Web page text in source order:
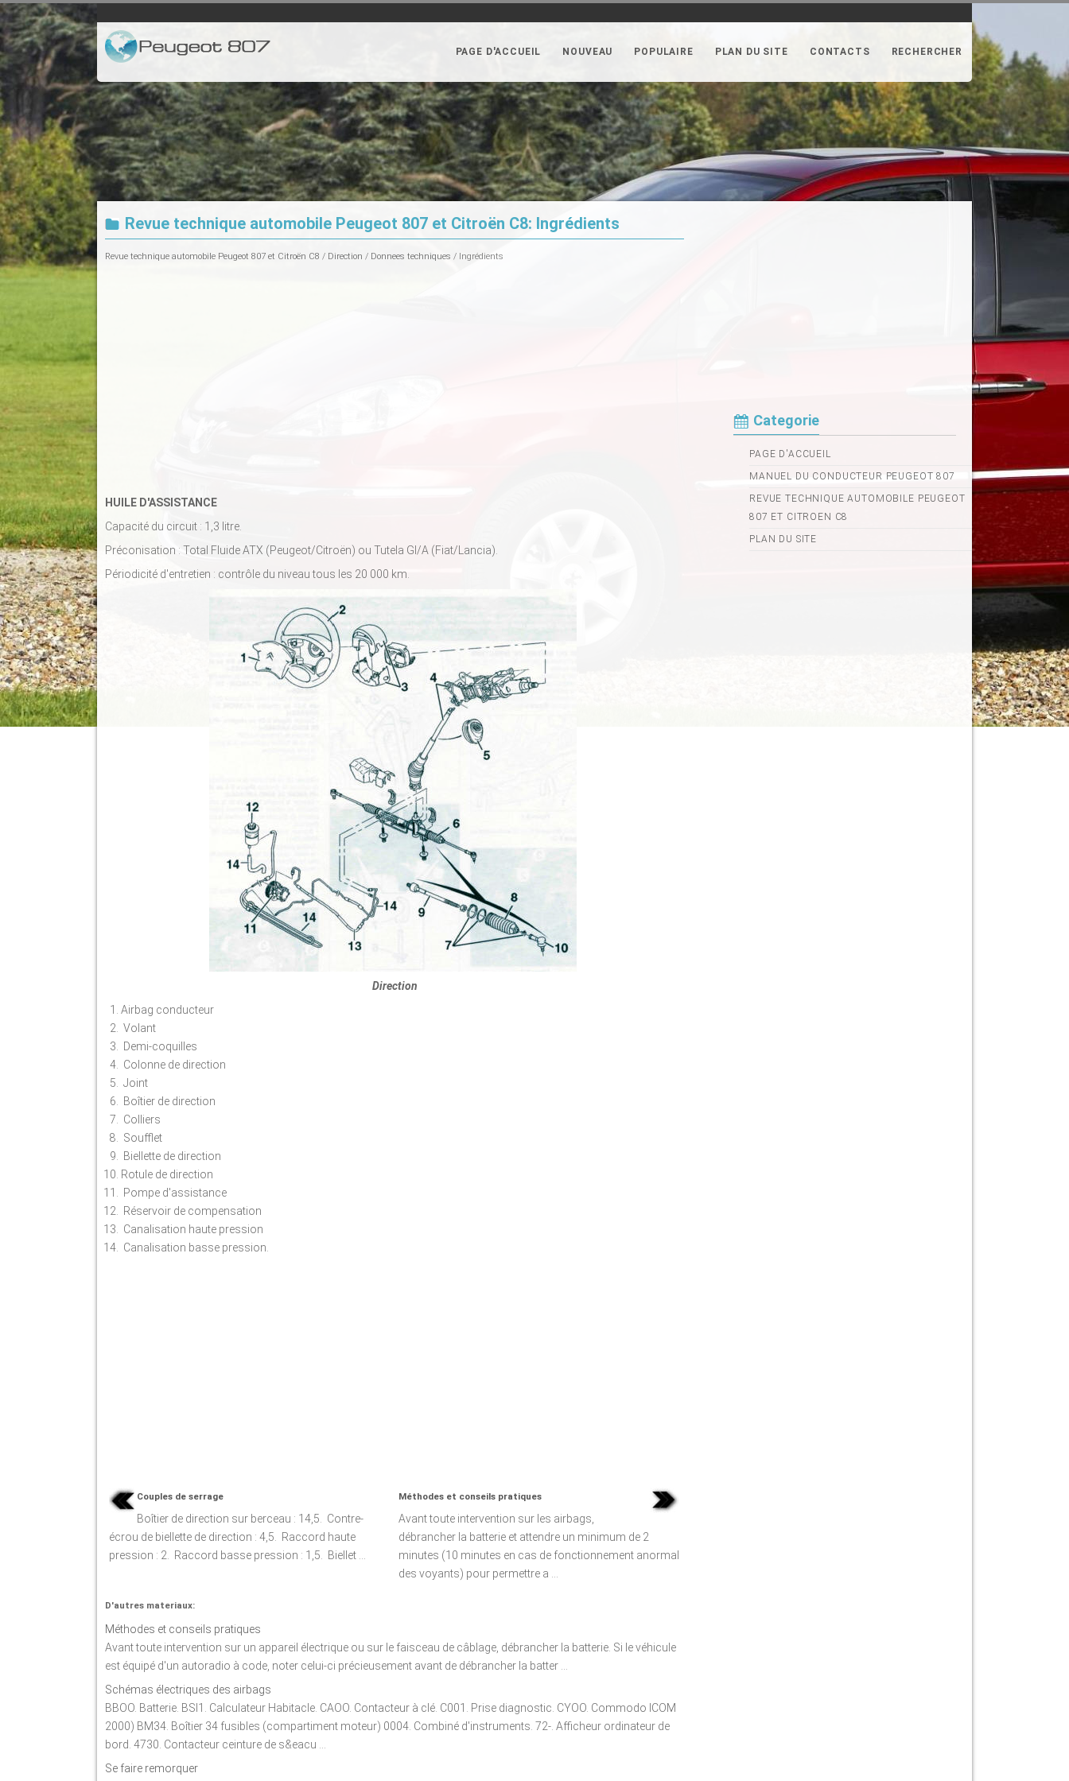
PAGE D'ACCUEIL NOUVEAU POPULAIRE PLAN DU SITE CONTACTS RECHERCHER
Revue technique automobile Peugeot 807 et Citroën C8: Ingrédients
Revue technique automobile Peugeot 807 et Citroën C8 / Direction / Donnees techniques / Ingrédients
HUILE D'ASSISTANCE
Capacité du circuit : 1,3 litre.
Préconisation : Total Fluide ATX (Peugeot/Citroën) ou Tutela Gl/A (Fiat/Lancia).
Périodicité d'entretien : contrôle du niveau tous les 20 000 km.
Direction
Airbag conducteur
Volant
Demi-coquilles
Colonne de direction
Joint
Boîtier de direction
Colliers
Soufflet
Biellette de direction
Rotule de direction
Pompe d'assistance
Réservoir de compensation
Canalisation haute pression
Canalisation basse pression.
Couples de serrage
Boîtier de direction sur berceau : 14,5. Contre-
écrou de biellette de direction : 4,5. Raccord haute
pression : 2. Raccord basse pression : 1,5. Biellet ...
Méthodes et conseils pratiques
Avant toute intervention sur les airbags,
débrancher la batterie et attendre un minimum de 2
minutes (10 minutes en cas de fonctionnement anormal
des voyants) pour permettre a ...
D'autres materiaux:
Méthodes et conseils pratiques
Avant toute intervention sur un appareil électrique ou sur le faisceau de câblage, débrancher la batterie. Si le véhicule
est équipé d'un autoradio à code, noter celui-ci précieusement avant de débrancher la batter ...
Schémas électriques des airbags
BBOO. Batterie. BSI1. Calculateur Habitacle. CAOO. Contacteur à clé. C001. Prise diagnostic. CYOO. Commodo ICOM
2000) BM34. Boîtier 34 fusibles (compartiment moteur) 0004. Combiné d'instruments. 72-. Afficheur ordinateur de
bord. 4730. Contacteur ceinture de s&eacu ...
Se faire remorquer
Categorie
PAGE D'ACCUEIL
MANUEL DU CONDUCTEUR PEUGEOT 807
REVUE TECHNIQUE AUTOMOBILE PEUGEOT
807 ET CITROEN C8
PLAN DU SITE